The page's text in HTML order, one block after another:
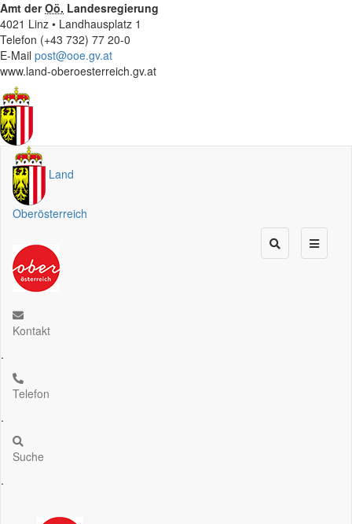
Amt derOö. Landesregierung
4021 Linz • Landhausplatz 1
Telefon (+43 732) 77 20-0
E-Mail post@ooe.gv.at
www.land-oberoesterreich.gv.at
Land
Oberösterreich
Kontakt
.
Telefon
.
Suche
.